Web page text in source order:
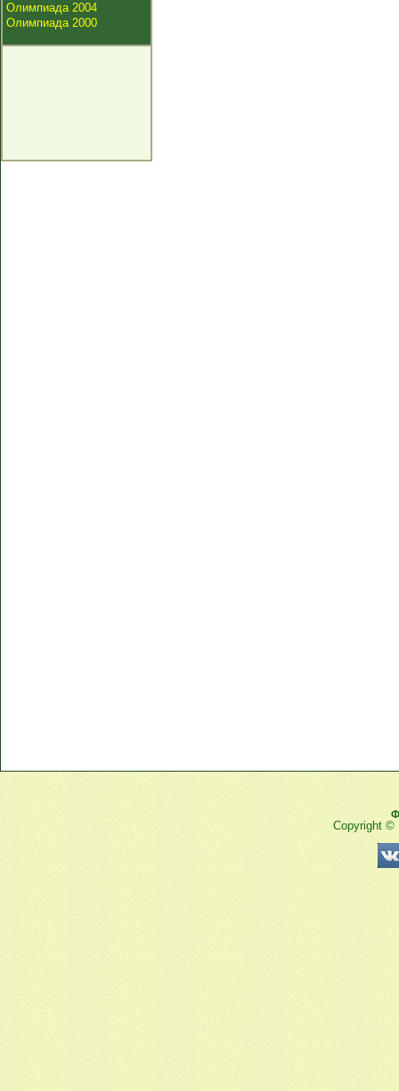
Олимпиада 2004
Олимпиада 2000
Copyright ©